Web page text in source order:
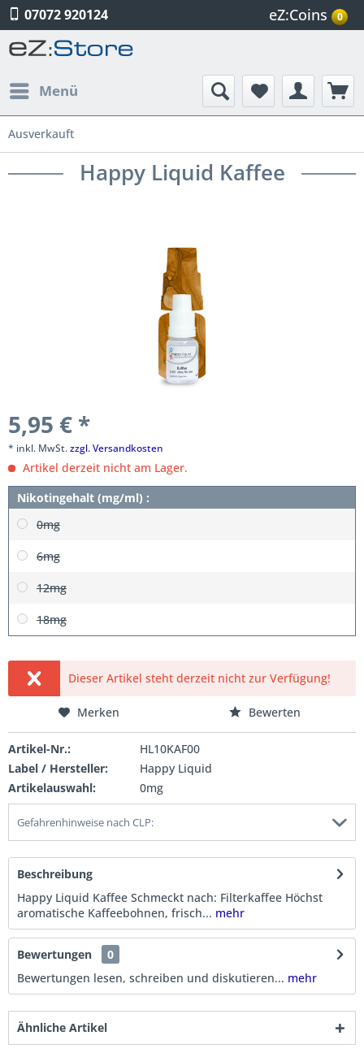
07072 920124 eZ:Coins 0
Menü
Ausverkauft
Happy Liquid Kaffee
5,95 € *
* inkl. MwSt.zzgl. Versandkosten
Artikel derzeit nicht am Lager.
Nikotingehalt (mg/ml) :
0mg
6mg
12mg
18mg
Dieser Artikel steht derzeit nicht zur Verfügung!
Merken Bewerten
Artikel-Nr.:
HL10KAF00
Label / Hersteller:
Happy Liquid
Artikelauswahl:
0mg
Gefahrenhinweise nach CLP:
Beschreibung
Happy Liquid Kaffee Schmeckt nach: Filterkaffee Höchst
aromatische Kaffeebohnen, frisch... mehr
Bewertungen
0
Bewertungen lesen, schreiben und diskutieren... mehr
Ähnliche Artikel